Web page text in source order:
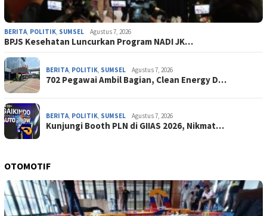
BERITA POLITIK SUMSEL Agustus 7, 2026
BPJS Kesehatan Luncurkan Program NADI JK…
BERITA POLITIK SUMSEL Agustus 7, 2026
702 Pegawai Ambil Bagian, Clean Energy D…
BERITA POLITIK SUMSEL Agustus 7, 2026
Kunjungi Booth PLN di GIIAS 2026, Nikmat…
OTOMOTIF